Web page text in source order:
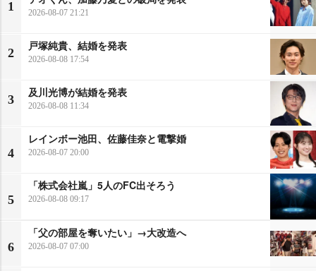
1 2026-08-07 21:21
2
戸塚純貴、結婚を発表
2026-08-08 17:54
3
及川光博が結婚を発表
2026-08-08 11:34
4
レインボー池田、佐藤佳奈と電撃婚
2026-08-07 20:00
5
「株式会社嵐」5人のFC出そろう
2026-08-08 09:17
6
「父の部屋を奪いたい」→大改造へ
2026-08-07 07:00